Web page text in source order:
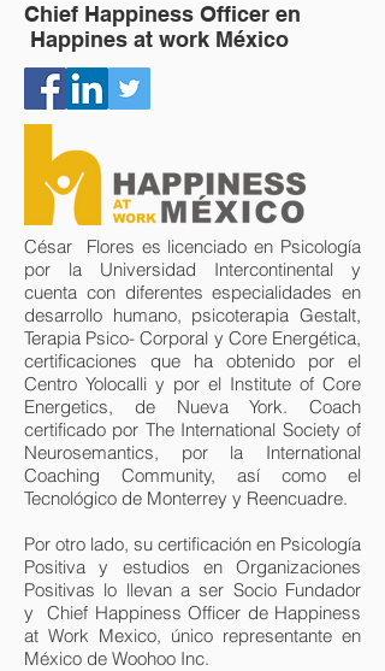
Chief Happiness Officer en
Happines at work México
César Flores es licenciado en Psicología
por la Universidad Intercontinental y
cuenta con diferentes especialidades en
desarrollo humano, psicoterapia Gestalt,
Terapia Psico- Corporal y Core Energética,
certificaciones que ha obtenido por el
Centro Yolocalli y por el Institute of Core
Energetics, de Nueva York. Coach
certificado por The International Society of
Neurosemantics, por la International
Coaching Community, así como el
Tecnológico de Monterrey y Reencuadre.
Por otro lado, su certificación en Psicología
Positiva y estudios en Organizaciones
Positivas lo llevan a ser Socio Fundador
y Chief Happiness Officer de Happiness
at Work Mexico, único representante en
México de Woohoo Inc.